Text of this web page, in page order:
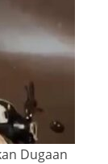
Dugaan